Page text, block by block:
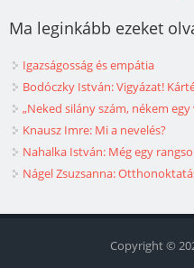
Ma leginkább ezeket
Igazságosság és empátia
Bodóczky István: Vigyázat!
„Neked silány szám, nékem egy
Knausz Imre: Mi a nevelés?
Nahalka István: Még egy
Nágel Zsuzsanna:
Copyright ©